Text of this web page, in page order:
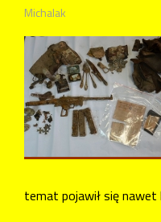
Michalak
temat pojawił się